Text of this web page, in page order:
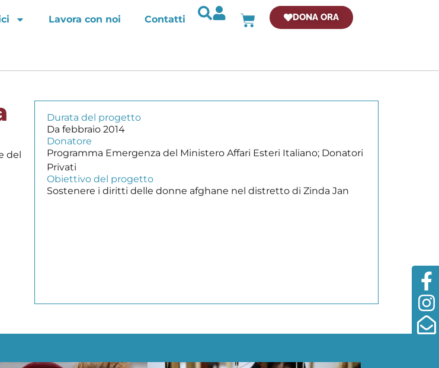
Lavora con noi Contatti DONA ORA
del
Durata del progetto
Da febbraio 2014
Donatore
Programma Emergenza del Ministero Affari Esteri Italiano; Donatori
Privati
Obiettivo del progetto
Sostenere i diritti delle donne afghane nel distretto di Zinda Jan